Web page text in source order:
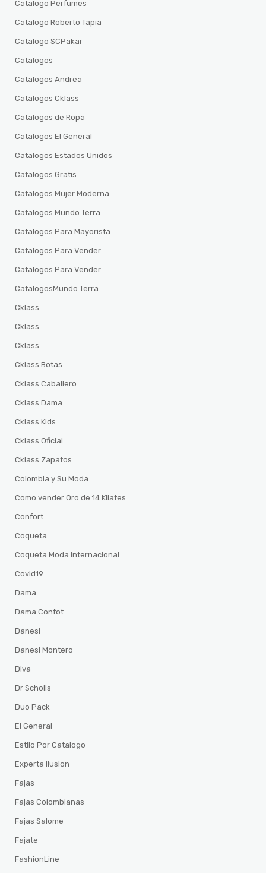
Catalogo Perfumes
Catalogo Roberto Tapia
Catalogo SCPakar
Catalogos
Catalogos Andrea
Catalogos Cklass
Catalogos de Ropa
Catalogos El General
Catalogos Estados Unidos
Catalogos Gratis
Catalogos Mujer Moderna
Catalogos Mundo Terra
Catalogos Para Mayorista
Catalogos Para Vender
Catalogos Para Vender
CatalogosMundo Terra
Cklass
Cklass
Cklass
Cklass Botas
Cklass Caballero
Cklass Dama
Cklass Kids
Cklass Oficial
Cklass Zapatos
Colombia y Su Moda
Como vender Oro de 14 Kilates
Confort
Coqueta
Coqueta Moda Internacional
Covid19
Dama
Dama Confot
Danesi
Danesi Montero
Diva
Dr Scholls
Duo Pack
El General
Estilo Por Catalogo
Experta ilusion
Fajas
Fajas Colombianas
Fajas Salome
Fajate
FashionLine